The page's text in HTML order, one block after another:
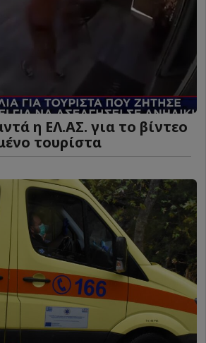
η ΕΛ.ΑΣ. για το βίντεο
τουρίστα